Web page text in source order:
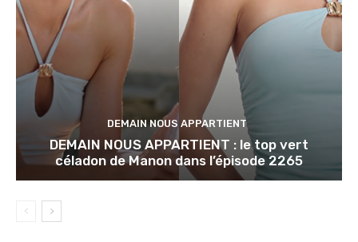
DEMAIN NOUS APPARTIENT
DEMAIN NOUS APPARTIENT : le top vert
céladon de Manon dans l’épisode 2265